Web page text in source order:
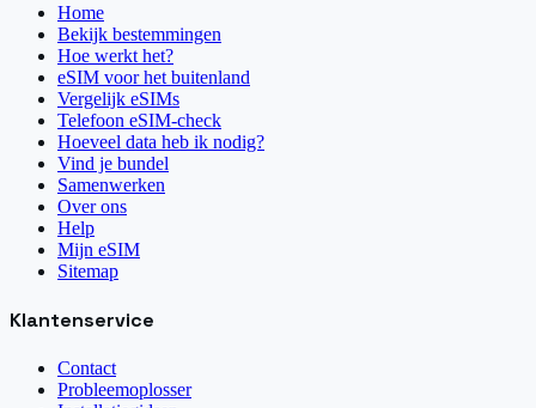
Home
Bekijk bestemmingen
Hoe werkt het?
eSIM voor het buitenland
Vergelijk eSIMs
Telefoon eSIM-check
Hoeveel data heb ik nodig?
Vind je bundel
Samenwerken
Over ons
Help
Mijn eSIM
Sitemap
Klantenservice
Contact
Probleemoplosser